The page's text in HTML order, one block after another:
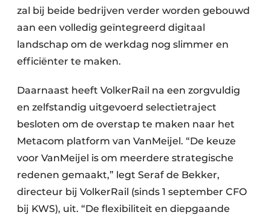
zal bij beide bedrijven verder worden gebouwd
aan een volledig geïntegreerd digitaal
landschap om de werkdag nog slimmer en
efficiënter te maken.
Daarnaast heeft VolkerRail na een zorgvuldig
en zelfstandig uitgevoerd selectietraject
besloten om de overstap te maken naar het
Metacom platform van VanMeijel. “De keuze
voor VanMeijel is om meerdere strategische
redenen gemaakt,” legt Seraf de Bekker,
directeur bij VolkerRail (sinds 1 september CFO
bij KWS), uit. “De flexibiliteit en diepgaande